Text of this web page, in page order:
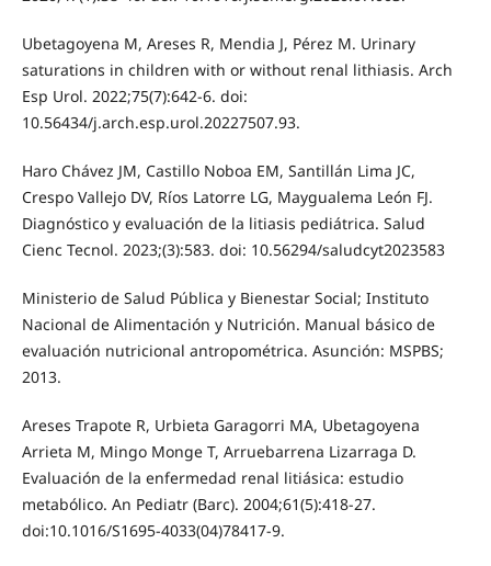
Ubetagoyena M, Areses R, Mendia J, Pérez M. Urinary
saturations in children with or without renal lithiasis. Arch
Esp Urol. 2022;75(7):642-6. doi:
10.56434/j.arch.esp.urol.20227507.93.
Haro Chávez JM, Castillo Noboa EM, Santillán Lima JC,
Crespo Vallejo DV, Ríos Latorre LG, Maygualema León FJ.
Diagnóstico y evaluación de la litiasis pediátrica. Salud
Cienc Tecnol. 2023;(3):583. doi: 10.56294/saludcyt2023583
Ministerio de Salud Pública y Bienestar Social; Instituto
Nacional de Alimentación y Nutrición. Manual básico de
evaluación nutricional antropométrica. Asunción: MSPBS;
2013.
Areses Trapote R, Urbieta Garagorri MA, Ubetagoyena
Arrieta M, Mingo Monge T, Arruebarrena Lizarraga D.
Evaluación de la enfermedad renal litiásica: estudio
metabólico. An Pediatr (Barc). 2004;61(5):418-27.
doi:10.1016/S1695-4033(04)78417-9.